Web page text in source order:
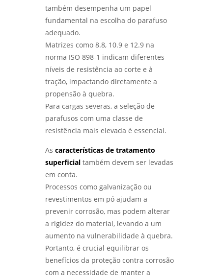
LABMETAL
ENSAIO DE CORROSÃO POR PITE EM SÃO
PAULO: MÉTODOS E VANTAGENS - LABMETAL
ENSAIO DE CORROSÃO INTERGRANULAR EM
SÃO PAULO: MÉTODOS E IMPORTÂNCIA -
LABMETAL
QUALIFICAÇÃO DE EPS EM SP: COMO
LABMETAL
REALIZAR E INTERPRETAR RESULTADOS COM
PRECISÃO - LABMETAL
ANÁLISE DE FALHAS EM EQUIPAMENTOS DE
PROCESSO PARA AUMENTAR A EFICIÊNCIA E
REDUZIR CUSTOS - LABMETAL
ENSAIO DE CORROSÃO ACELERADA EM SÃO
PAULO: ENTENDA COMO FUNCIONA -
COMO É REALIZADO O ENSAIO DE CORROSÃO
POR PITE EM SP - LABMETAL
também desempenha um papel
fundamental na escolha do parafuso
adequado.
Matrizes como 8.8, 10.9 e 12.9 na
norma ISO 898-1 indicam diferentes
níveis de resistência ao corte e à
tração, impactando diretamente a
propensão à quebra.
Para cargas severas, a seleção de
parafusos com uma classe de
resistência mais elevada é essencial.
As características de tratamento
superficialtambém devem ser levadas
em conta.
Processos como galvanização ou
revestimentos em pó ajudam a
prevenir corrosão, mas podem alterar
a rigidez do material, levando a um
aumento na vulnerabilidade à quebra.
Portanto, é crucial equilibrar os
benefícios da proteção contra corrosão
com a necessidade de manter a